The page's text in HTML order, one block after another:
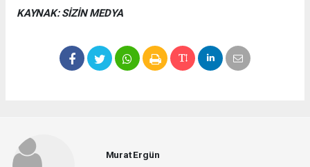
KAYNAK: SİZİN MEDYA
Murat Ergün